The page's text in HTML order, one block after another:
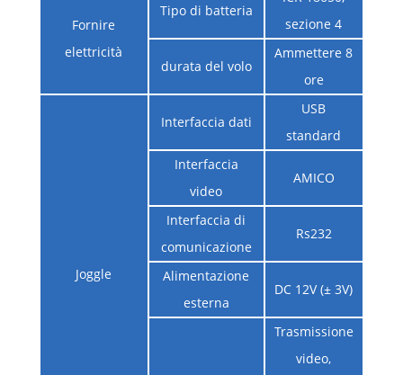
Fornire
elettricità
Tipo di batteria
sezione 4
durata del volo
Ammettere 8
ore
Joggle
Interfaccia dati
USB
standard
Interfaccia
video
AMICO
Interfaccia di
comunicazione
Rs232
Alimentazione
esterna
DC 12V (± 3V)
Trasmissione
video,